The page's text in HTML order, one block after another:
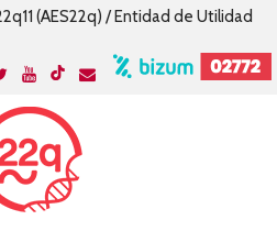
(AES22q) / Entidad de Utilidad